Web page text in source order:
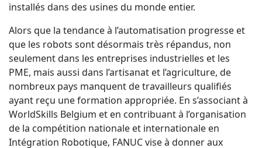
installés dans des usines du monde entier.
Alors que la tendance à l’automatisation progresse et
que les robots sont désormais très répandus, non
seulement dans les entreprises industrielles et les
PME, mais aussi dans l’artisanat et l’agriculture, de
nombreux pays manquent de travailleurs qualifiés
ayant reçu une formation appropriée. En s’associant à
WorldSkills Belgium et en contribuant à l’organisation
de la compétition nationale et internationale en
Intégration Robotique, FANUC vise à donner aux